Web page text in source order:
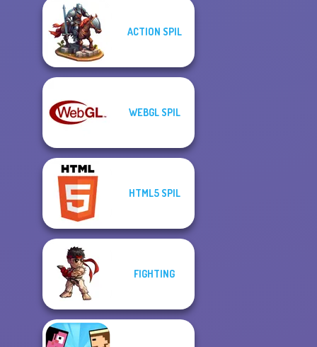
Funny Blade &
Magic
Ultimate Flying
ACTION SPIL
WEBGL SPIL
HTML5 SPIL
FIGHTING